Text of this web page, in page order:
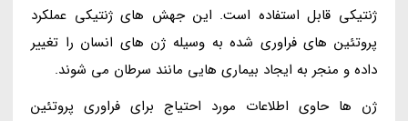
ژنتیکی قابل استفاده است. این جهش های ژنتیکی عملکرد
پروتئین های فراوری شده به وسیله ژن های انسان را تغییر
داده و منجر به ایجاد بیماری هایی مانند سرطان می شوند.
ژن ها حاوی اطلاعات مورد احتیاج برای فراوری پروتئین